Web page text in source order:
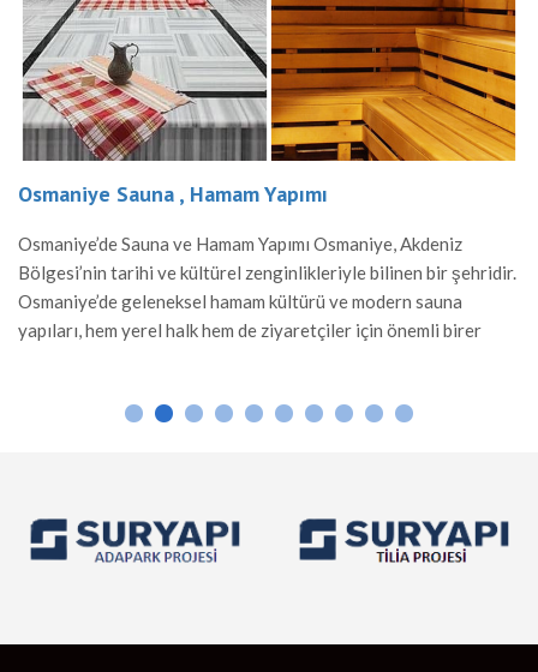
Osmaniye Sauna , Hamam Yapımı
Osmaniye’de Sauna ve Hamam Yapımı Osmaniye, Akdeniz
Bölgesi’nin tarihi ve kültürel zenginlikleriyle bilinen bir şehridir.
Osmaniye’de geleneksel hamam kültürü ve modern sauna
yapıları, hem yerel halk hem de ziyaretçiler için önemli birer
gibi dayanıklı malzemelerle yapılan hamamlar, sıcak suyun […]